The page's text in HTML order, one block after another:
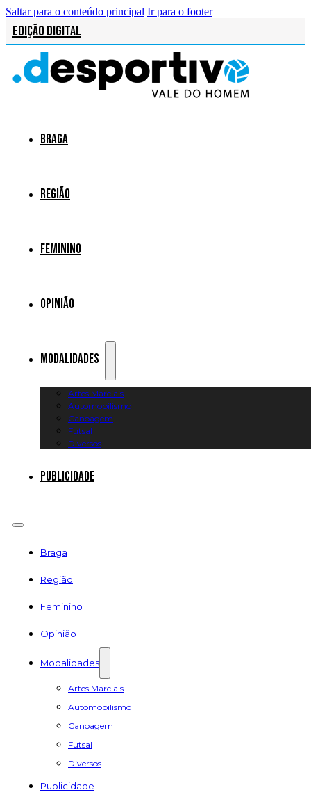
Saltar para o conteúdo principal Ir para o footer
Edição Digital
Braga
Região
Feminino
Opinião
Modalidades
Artes Marciais
Automobilismo
Canoagem
Futsal
Diversos
Publicidade
Braga
Região
Feminino
Opinião
Modalidades
Artes Marciais
Automobilismo
Canoagem
Futsal
Diversos
Publicidade